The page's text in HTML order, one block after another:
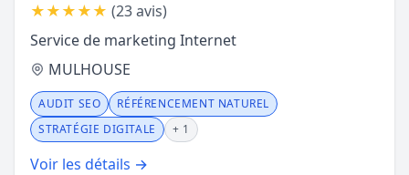
★★★★★ (23 avis)
Service de marketing Internet
MULHOUSE
AUDIT SEO
RÉFÉRENCEMENT NATUREL
STRATÉGIE DIGITALE
+ 1
Voir les détails →